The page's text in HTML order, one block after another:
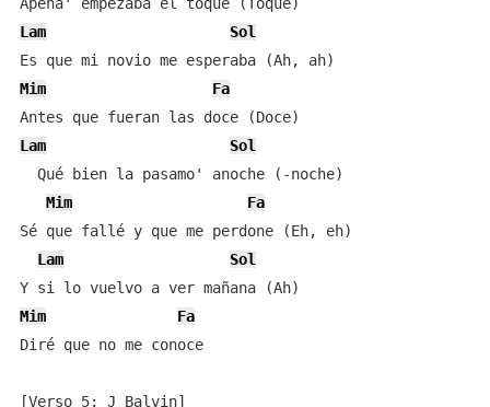
Lam
Sol
Mim
Fa
Lam
Sol
  Qué bien la pasamo' anoche (-noche)
Mim
Fa
Sé que fallé y que me perdone (Eh, eh)
Lam
Sol
Mim
Fa
Diré que no me conoce
[Verso 5: J Balvin]